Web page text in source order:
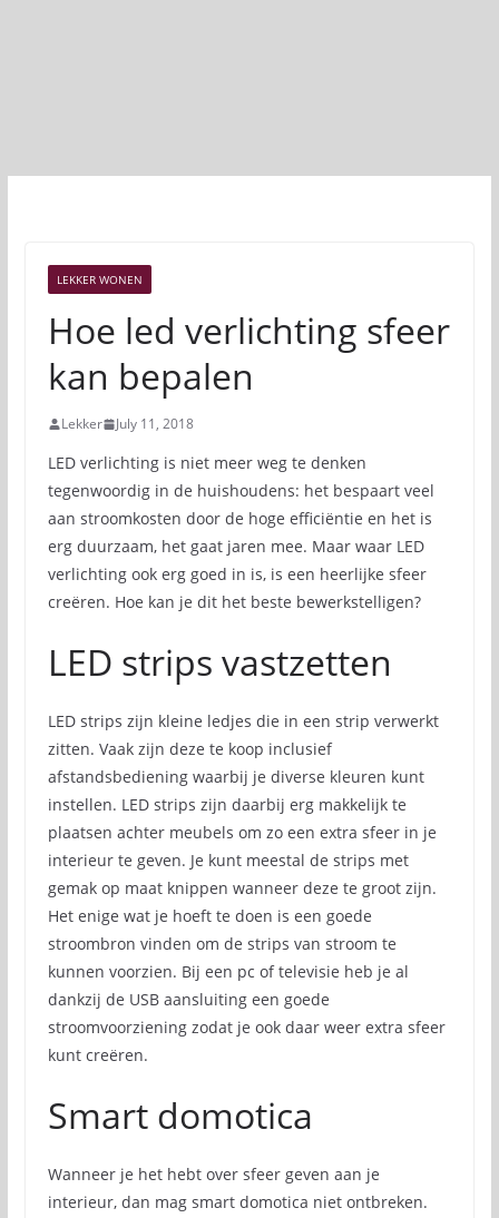
LEKKER WONEN
Hoe led verlichting sfeer
kan bepalen
Lekker July 11, 2018
LED verlichting is niet meer weg te denken
tegenwoordig in de huishoudens: het bespaart veel
aan stroomkosten door de hoge efficiëntie en het is
erg duurzaam, het gaat jaren mee. Maar waar LED
verlichting ook erg goed in is, is een heerlijke sfeer
creëren. Hoe kan je dit het beste bewerkstelligen?
LED strips vastzetten
LED strips zijn kleine ledjes die in een strip verwerkt
zitten. Vaak zijn deze te koop inclusief
afstandsbediening waarbij je diverse kleuren kunt
instellen. LED strips zijn daarbij erg makkelijk te
plaatsen achter meubels om zo een extra sfeer in je
interieur te geven. Je kunt meestal de strips met
gemak op maat knippen wanneer deze te groot zijn.
Het enige wat je hoeft te doen is een goede
stroombron vinden om de strips van stroom te
kunnen voorzien. Bij een pc of televisie heb je al
dankzij de USB aansluiting een goede
stroomvoorziening zodat je ook daar weer extra sfeer
kunt creëren.
Smart domotica
Wanneer je het hebt over sfeer geven aan je
interieur, dan mag smart domotica niet ontbreken.